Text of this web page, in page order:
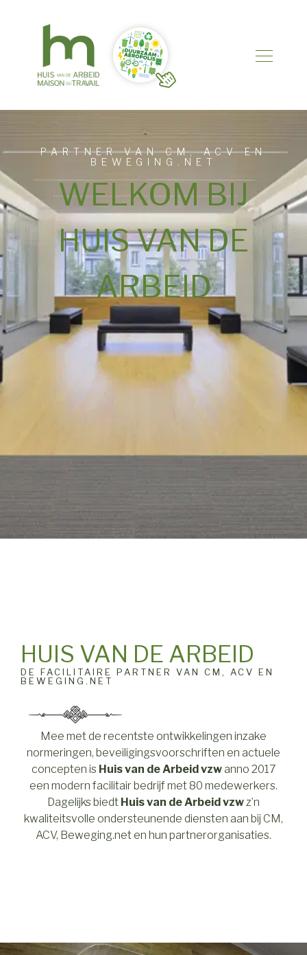
PARTNER VAN CM, ACV EN
BEWEGING.NET
WELKOM BIJ
HUIS VAN DE
ARBEID
HUIS VAN DE ARBEID
DE FACILITAIRE PARTNER VAN CM, ACV EN
BEWEGING.NET
Mee met de recentste ontwikkelingen inzake
normeringen, beveiligingsvoorschriften en actuele
concepten is Huis van de Arbeid vzwanno 2017
een modern facilitair bedrijf met 80 medewerkers.
Dagelijks biedt Huis van de Arbeid vzwz’n
kwaliteitsvolle ondersteunende diensten aan bij CM,
ACV, Beweging.net en hun partnerorganisaties.